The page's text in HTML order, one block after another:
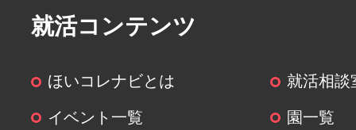
就活コンテンツ
ほいコレナビとは 就活相談
イベント一覧 園一覧